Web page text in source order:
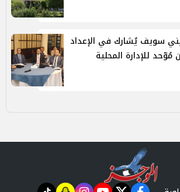
سويف يُشارك في الإعداد
للإدارة المحلية